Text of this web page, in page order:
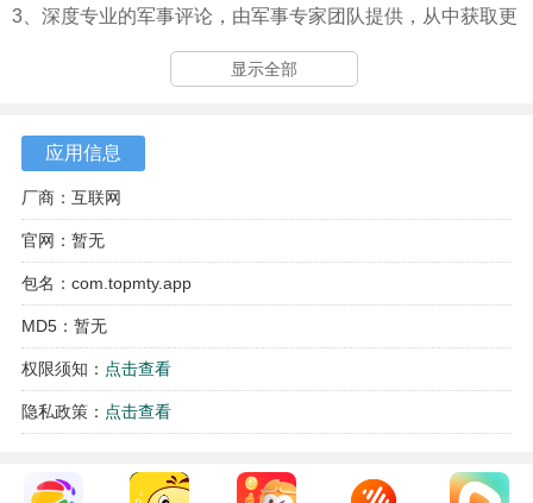
3、深度专业的军事评论，由军事专家团队提供，从中获取更
为深入的见解与分析。
显示全部
应用信息
厂商：互联网
官网：暂无
包名：com.topmty.app
MD5：暂无
权限须知： 点击查看
隐私政策： 点击查看